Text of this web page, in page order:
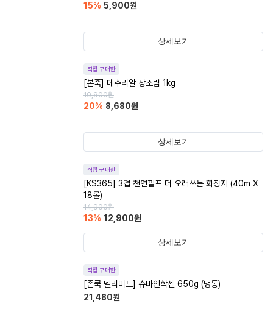
15% 5,900원
상세보기
직접 구매한
[본죽] 메추리알 장조림 1kg
10,900원
20% 8,680원
상세보기
직접 구매한
[KS365] 3겹 천연펄프 더 오래쓰는 화장지 (40m X
18롤)
14,900원
13% 12,900원
상세보기
직접 구매한
[존쿡 델리미트] 슈바인학센 650g (냉동)
21,480원